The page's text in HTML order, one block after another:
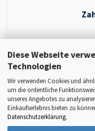
Diese Webseite
Technologien
Wir verwenden Cookies und
um die ordentliche
unseres Angebotes zu
Einkaufserlebnis bieten zu
Datenschutzerklärung.